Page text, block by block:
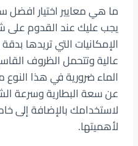
ما هي معايير اختيار افضل
يجب عليك عند القدوم على
الإمكانيات التي تريدها
عالية وتتحمل الظروف
الماء ضرورية في هذا
عن سعة البطارية وسرعة
لأهميتها.